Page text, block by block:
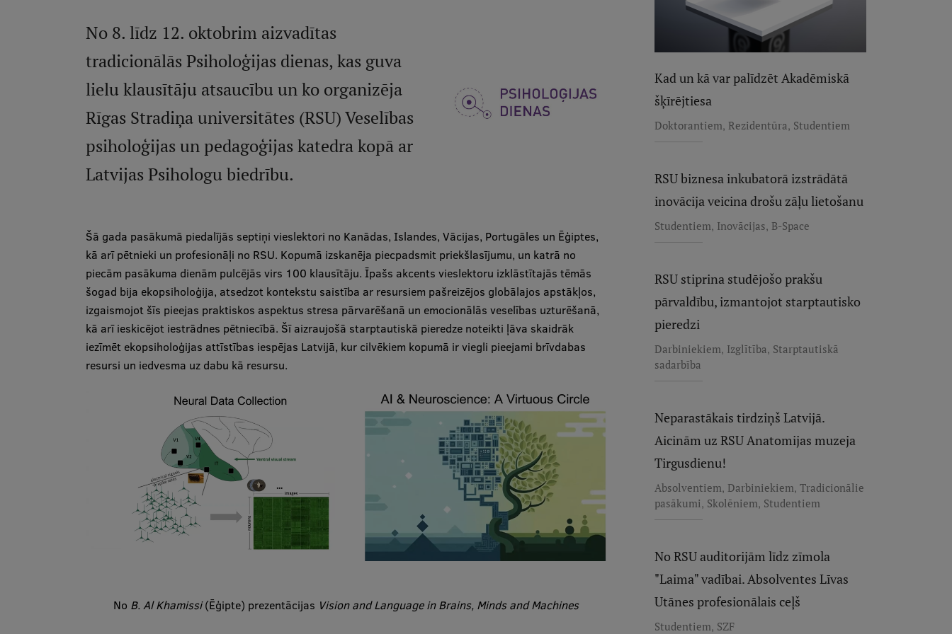
No 8. līdz 12. oktobrim aizvadītas
tradicionālās Psiholoģijas dienas, kas guva
lielu klausītāju atsaucību un ko organizēja
Rīgas Stradiņa universitātes (RSU) Veselības
psiholoģijas un pedagoģijas katedra kopā ar
Latvijas Psihologu biedrību.
Šā gada pasākumā piedalījās septiņi vieslektori no Kanādas, Islandes, Vācijas, Portugāles un Ēģiptes,
kā arī pētnieki un profesionāļi no RSU. Kopumā izskanēja piecpadsmit priekšlasījumu, un katrā no
piecām pasākuma dienām pulcējās virs 100 klausītāju. Īpašs akcents vieslektoru izklāstītajās tēmās
šogad bija ekopsiholoģija, atsedzot kontekstu saistība ar resursiem pašreizējos globālajos apstākļos,
izgaismojot šīs pieejas praktiskos aspektus stresa pārvarēšanā un emocionālās veselības uzturēšanā,
kā arī ieskicējot iestrādnes pētniecībā. Šī aizraujošā starptautiskā pieredze noteikti ļāva skaidrāk
iezīmēt ekopsiholoģijas attīstības iespējas Latvijā, kur cilvēkiem kopumā ir viegli pieejami brīvdabas
resursi un iedvesma uz dabu kā resursu.
No B. Al Khamissi(Ēģipte) prezentācijas Vision and Language in Brains, Minds and Machines
Kad un kā var palīdzēt Akadēmiskā
šķīrējtiesa
Doktorantiem, Rezidentūra, Studentiem
RSU biznesa inkubatorā izstrādātā
inovācija veicina drošu zāļu lietošanu
Studentiem, Inovācijas, B-Space
RSU stiprina studējošo prakšu
pārvaldību, izmantojot starptautisko
pieredzi
Darbiniekiem, Izglītība, Starptautiskā
sadarbība
Neparastākais tirdziņš Latvijā.
Aicinām uz RSU Anatomijas muzeja
Tirgusdienu!
Absolventiem, Darbiniekiem, Tradicionālie
pasākumi, Skolēniem, Studentiem
No RSU auditorijām līdz zīmola
"Laima" vadībai. Absolventes Līvas
Utānes profesionālais ceļš
Studentiem, SZF